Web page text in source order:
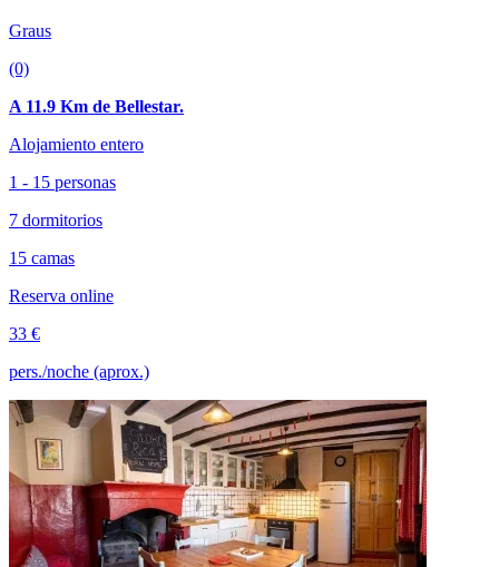
Graus
(0)
A 11.9 Km de Bellestar.
Alojamiento entero
1 - 15 personas
7 dormitorios
15 camas
Reserva online
33 €
pers./noche (aprox.)